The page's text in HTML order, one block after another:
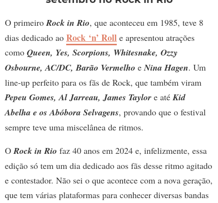
O primeiroRock in Rio, que aconteceu em 1985, teve 8
dias dedicado ao Rock ‘n’ Roll e apresentou atrações
como Queen, Yes, Scorpions, Whitesnake, Ozzy
Osbourne, AC/DC, Barão Vermelho eNina Hagen. Um
line-up perfeito para os fãs de Rock, que também viram
Pepeu Gomes, Al Jarreau, James Taylor e atéKid
Abelha e os Abóbora Selvagens, provando que o festival
sempre teve uma miscelânea de ritmos.
ORock in Rio faz 40 anos em 2024 e, infelizmente, essa
edição só tem um dia dedicado aos fãs desse ritmo agitado
e contestador. Não sei o que acontece com a nova geração,
que tem várias plataformas para conhecer diversas bandas